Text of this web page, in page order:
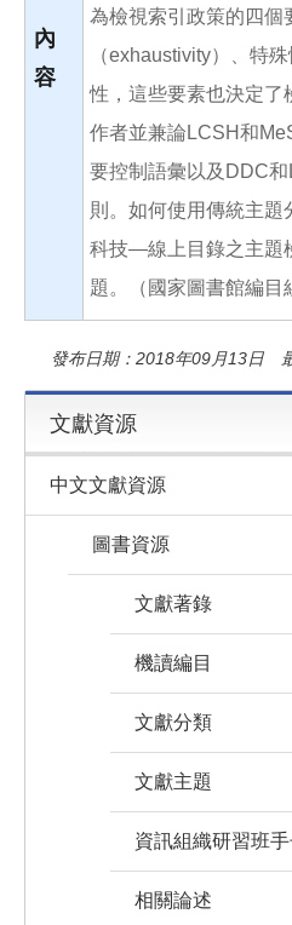
內
容
為檢視索引政策的四
（exhaustivity）、特
性，這些要素也決定了
作者並兼論LCSH和
要控制語彙以及DDC
則。如何使用傳統主題
科技—線上目錄之主題
題。（國家圖書館編目
發布日期：2018年09月13日
文獻資源
中文文獻資源
圖書資源
文獻著錄
機讀編目
文獻分類
文獻主題
資訊組織研習班
相關論述